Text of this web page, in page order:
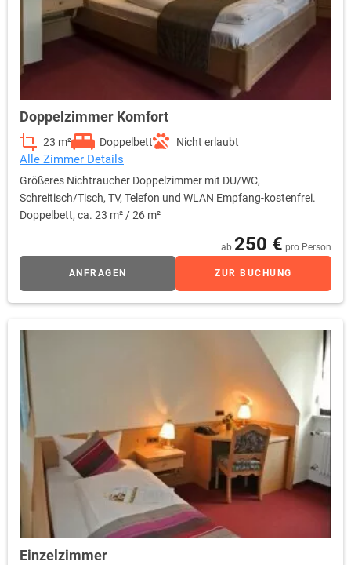
Doppelzimmer Komfort
23 m² Doppelbett Nicht erlaubt
Alle Zimmer Details
Größeres Nichtraucher Doppelzimmer mit DU/WC,
Schreitisch/Tisch, TV, Telefon und WLAN Empfang-kostenfrei.
Doppelbett, ca. 23 m² / 26 m²
ab 250 € pro Person
ANFRAGEN ZUR BUCHUNG
Einzelzimmer